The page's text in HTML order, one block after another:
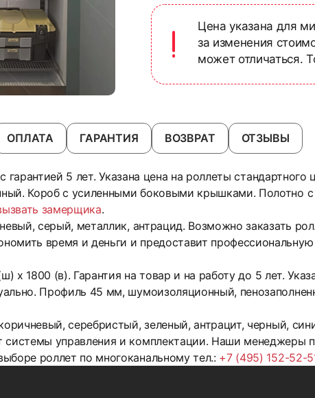
Цена указана для
за изменения
может отличаться.
ОПЛАТА ГАРАНТИЯ ВОЗВРАТ ОТЗЫВЫ
5 лет. Указана цена на роллеты
Короб с усиленными боковыми крышками. Полотно
замерщика.
серый, металлик, антрацид. Возможно заказать
время и деньги и предоставит
х 1800 (в). Гарантия на товар и на работу до 5 лет.
Профиль 45 мм, шумоизоляционный,
серебристый, зеленый, антрацит, черный,
управления и комплектации. Наши менеджеры
роллет по многоканальному тел.: +7 (495) 152-52-